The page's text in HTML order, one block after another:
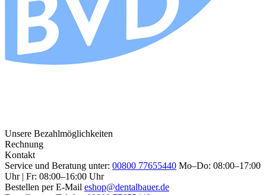
Unsere Bezahlmöglichkeiten
Rechnung
Kontakt
Service und Beratung unter: 00800 77655440 Mo–Do: 08:00–17:00
Uhr | Fr: 08:00–16:00 Uhr
Bestellen per E-Mail eshop@dentalbauer.de